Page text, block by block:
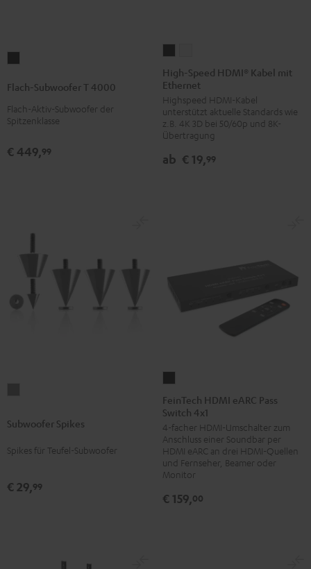
T
4000
Schwarz
Flach-Subwoofer T 4000
Flach-Aktiv-Subwoofer der
Spitzenklasse
€ 449,99
Speed
HDMI®
Kabel
mit
Ethernet
Speed
HDMI®
Kabel
mit
Ethernet
High-Speed HDMI® Kabel mit
Ethernet
Highspeed HDMI-Kabel
unterstützt aktuelle Standards wie
z.B. 4K 3D bei 50/60p und 8K-
Übertragung
ab € 19,99
Titan
Subwoofer Spikes
Spikes für Teufel-Subwoofer
€ 29,99
HDMI
eARC
Pass
Switch
4x1
Schwarz
FeinTech HDMI eARC Pass
Switch 4x1
4-facher HDMI-Umschalter zum
Anschluss einer Soundbar per
HDMI eARC an drei HDMI-Quellen
und Fernseher, Beamer oder
Monitor
€ 159,00